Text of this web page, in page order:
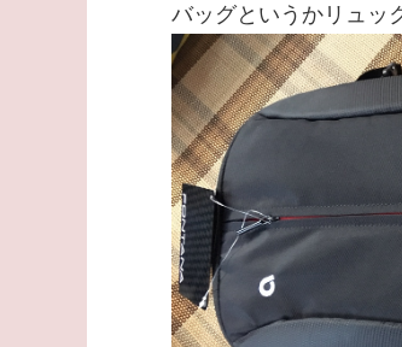
バッグというかリュッ